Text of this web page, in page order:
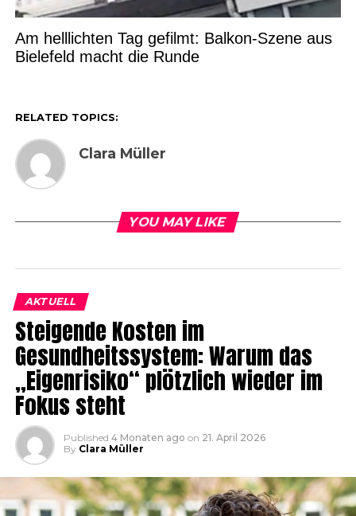
Am helllichten Tag gefilmt: Balkon-Szene aus
Bielefeld macht die Runde
RELATED TOPICS:
Clara Müller
YOU MAY LIKE
AKTUELL
Steigende Kosten im
Gesundheitssystem: Warum das
„Eigenrisiko“ plötzlich wieder im
Fokus steht
Published 4 Monaten ago on 21. April 2026
By Clara Müller